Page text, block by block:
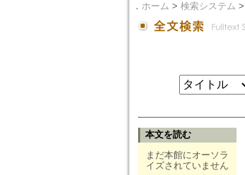
． ホーム > 検索システム >
本文を読む
まだ本館にオーソラ
イズされていません